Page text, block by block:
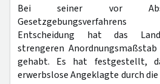
Bei seiner vor
Entscheidung hat das
strengeren
gehabt. Es hat festgestellt,
erwerbslose Angeklagte durch